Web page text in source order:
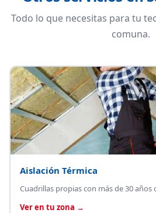
Todo lo que necesitas para tu
comuna.
Aislación Térmica
Cuadrillas propias con más de 30 años
Ver en tu zona →